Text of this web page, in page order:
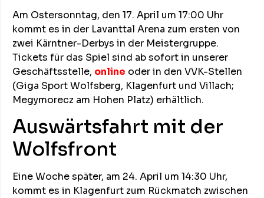
Am Ostersonntag, den 17. April um 17:00 Uhr
kommt es in der Lavanttal Arena zum ersten von
zwei Kärntner-Derbys in der Meistergruppe.
Tickets für das Spiel sind ab sofort in unserer
Geschäftsstelle, online oder in den VVK-Stellen
(Giga Sport Wolfsberg, Klagenfurt und Villach;
Megymorecz am Hohen Platz) erhältlich.
Auswärtsfahrt mit der
Wolfsfront
Eine Woche später, am 24. April um 14:30 Uhr,
kommt es in Klagenfurt zum Rückmatch zwischen